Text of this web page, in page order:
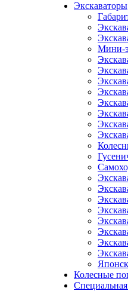
Экскаваторы
Мини-
Колесные